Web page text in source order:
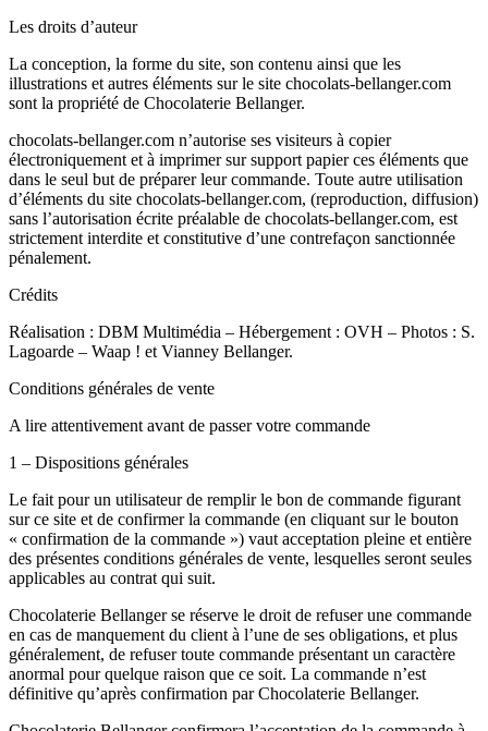
Les droits d’auteur
La conception, la forme du site, son contenu ainsi que les
illustrations et autres éléments sur le site chocolats-bellanger.com
sont la propriété de Chocolaterie Bellanger.
chocolats-bellanger.com n’autorise ses visiteurs à copier
électroniquement et à imprimer sur support papier ces éléments que
dans le seul but de préparer leur commande. Toute autre utilisation
d’éléments du site chocolats-bellanger.com, (reproduction, diffusion)
sans l’autorisation écrite préalable de chocolats-bellanger.com, est
strictement interdite et constitutive d’une contrefaçon sanctionnée
pénalement.
Crédits
Réalisation : DBM Multimédia – Hébergement : OVH – Photos : S.
Lagoarde – Waap ! et Vianney Bellanger.
Conditions générales de vente
A lire attentivement avant de passer votre commande
1 – Dispositions générales
Le fait pour un utilisateur de remplir le bon de commande figurant
sur ce site et de confirmer la commande (en cliquant sur le bouton
« confirmation de la commande ») vaut acceptation pleine et entière
des présentes conditions générales de vente, lesquelles seront seules
applicables au contrat qui suit.
Chocolaterie Bellanger se réserve le droit de refuser une commande
en cas de manquement du client à l’une de ses obligations, et plus
généralement, de refuser toute commande présentant un caractère
anormal pour quelque raison que ce soit. La commande n’est
définitive qu’après confirmation par Chocolaterie Bellanger.